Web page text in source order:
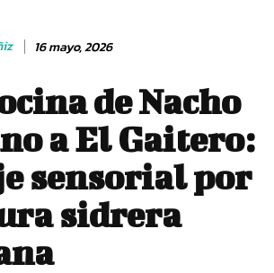
16 mayo, 2026
de Nacho
a El Gaitero:
sensorial por
sidrera